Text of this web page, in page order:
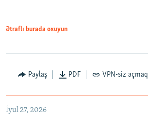
Ətraflı burada oxuyun
Paylaş PDF VPN-siz açmaq
İyul 27, 2026